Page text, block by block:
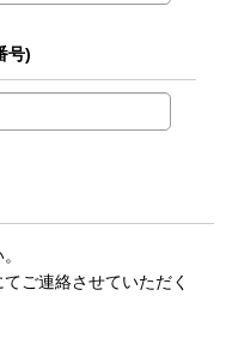
号)
ご連絡させていただく